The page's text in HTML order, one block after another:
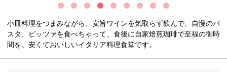
小皿料理をつまみながら、安旨ワインを気取らず飲んで、自慢のパ
スタ、ピッツァを食べちゃって、食後に自家焙煎珈琲で至福の御時
間を。安くておいしいイタリア料理食堂です。